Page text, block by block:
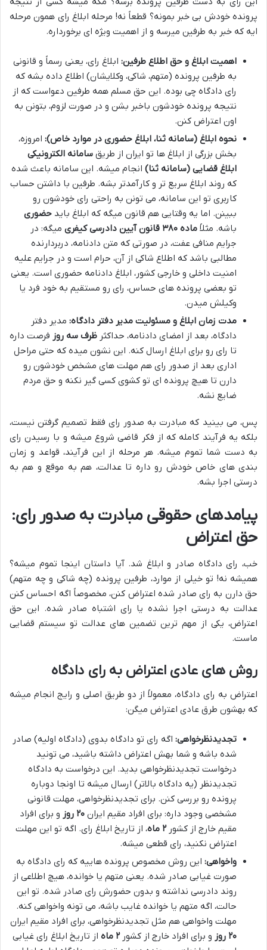
پرونده خودش بی خبر بمونه؟ قطعاً نه! مرحله ابلاغ رای همون مرحله
ایه که خبر به طرفین میرسه و از اهمیت ویژه ای برخورداره.
اهمیت ابلاغ و حق اطلاع طرفین: ابلاغ رای، یعنی رسماً و قانونی
به طرفین پرونده (متهم، شاکی، وکلایشان) اطلاع داده بشه که
رای دادگاه چی بوده. این حق مسلم همه طرفین دعواست که از
نتیجه پرونده خودشون باخبر بشن و در صورت لزوم، بتونن به
اون اعتراض کنن.
نحوه ابلاغ (سامانه ثنا، ابلاغ حضوری در موارد خاص): امروزه،
بخش بزرگی از ابلاغ ها تو ایران از طریق سامانه الکترونیکی
ابلاغ قضایی (سامانه ثنا) انجام میشه. این سامانه باعث شده
که روند ابلاغ سریع تر و کارآمدتر بشه. طرفین با داشتن حساب
کاربری تو این سامانه، می تونن به راحتی رای خودشون رو
ببینن. اما یه وقتایی هم قانون میگه که ابلاغ باید حضوری
باشه. مثلاً ماده ۳۸۰ قانون آیین دادرسی کیفری
میگه: در
جرایم منافی عفت، در صورتی که متن دادنامه، دربردارنده
مطالبی باشد که اطلاع شاکی از آن، حرام است و در جرایم علیه
امنیت داخلی و خارجی کشور، ابلاغ دادنامه حضوری است. یعنی
تو بعضی پرونده های حساس، رای رو مستقیم به خود فرد یا
وکیلش میدن.
مدت زمان ابلاغ و مسئولیت مدیر دفتر دادگاه: مدیر دفتر
دادگاه، بعد از امضای دادنامه، حداکثر ظرف سه روز فرصت داره
تا رای رو برای ابلاغ ارسال کنه. این نشون میده که حتی مراحل
اداری بعد از صدور رای هم مهلت های مشخص خودشون رو
دارن تا هیچ پرونده ای تو کشوی کسی گیر نکنه و حق مردم
ضایع نشه.
پس، می بینید که مبادرت به صدور رای فقط تصمیم گرفتن نیست،
بلکه یه فرآیند کامله که از فکر قاضی شروع میشه و با رسیدن رای
به دست شما تموم میشه. هر مرحله از این فرآیند، قواعد و زمان
بندی های خاص خودش رو داره تا عدالت، هم به موقع و هم به
درستی اجرا بشه.
پیامدهای حقوقی مبادرت به صدور رای:
حق اعتراض
خب، رای دادگاه صادر و ابلاغ شد. آیا داستان اینجا تموم میشه؟
همیشه نه! تو خیلی از موارد، طرفین پرونده (چه شاکی و چه متهم)
حق دارن به رای صادر شده اعتراض کنن، مخصوصاً اگه احساس کنن
عدالت به درستی اجرا نشده یا رای اشتباه صادر شده. این حق
اعتراض، یکی از مهم ترین تضمین های عدالت تو سیستم قضایی
ماست.
روش های عادی اعتراض به رای دادگاه
اعتراض به رای دادگاه، معمولاً از دو طریق اصلی و رایج انجام میشه
که بهشون طرق عادی اعتراض میگن:
تجدیدنظرخواهی: اگه رای تو دادگاه بدوی (دادگاه اولیه) صادر
شده باشه و شما بهش اعتراض داشته باشید، می تونید
درخواست تجدیدنظرخواهی بدید. این درخواست به دادگاه
تجدیدنظر (یه دادگاه بالاتر) ارسال میشه تا اونجا دوباره
پرونده رو بررسی کنن. برای تجدیدنظرخواهی، مهلت قانونی
مشخصی وجود داره: برای افراد مقیم ایران ۲۰ روز
و برای افراد
مقیم خارج از کشور۲ ماه
، از تاریخ ابلاغ رای. اگه تو این مهلت
اعتراض نکنید، رای قطعی میشه.
واخواهی: این روش مخصوص پرونده هاییه که رای دادگاه به
صورت غیابی صادر شده. یعنی متهم یا خوانده، هیچ اطلاعی از
روند دادرسی نداشته و بدون حضورش رای صادر شده. تو این
حالت، اگه متهم یا خوانده غایب باشه، می تونه واخواهی کنه.
مهلت واخواهی هم مثل تجدیدنظرخواهی، برای افراد مقیم ایران
۲۰ روز
و برای افراد خارج از کشور۲ ماه
از تاریخ ابلاغ رای غیابی